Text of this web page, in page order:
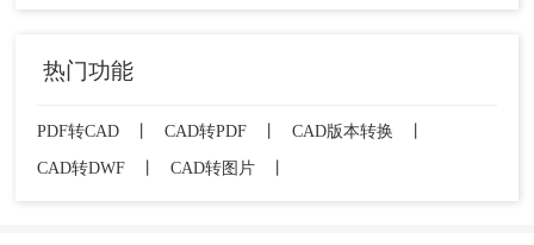
热门功能
PDF转CAD CAD转PDF CAD版本转换
CAD转DWF
CAD转图片